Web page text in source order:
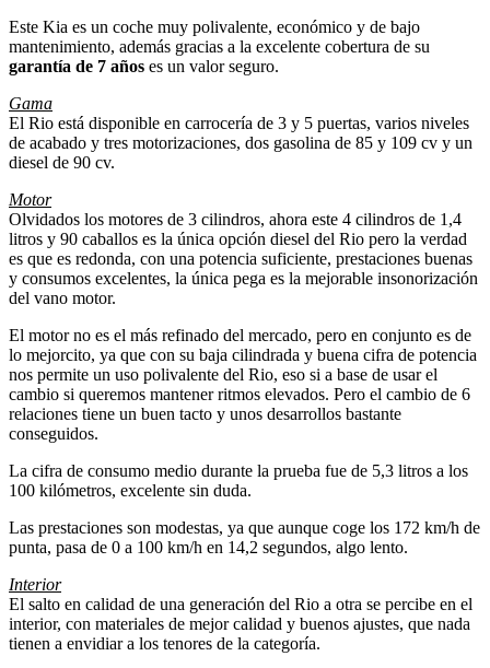
Este Kia es un coche muy polivalente, económico y de bajo
mantenimiento, además gracias a la excelente cobertura de su
garantía de 7 años es un valor seguro.
Gama
El Rio está disponible en carrocería de 3 y 5 puertas, varios niveles
de acabado y tres motorizaciones, dos gasolina de 85 y 109 cv y un
diesel de 90 cv.
Motor
Olvidados los motores de 3 cilindros, ahora este 4 cilindros de 1,4
litros y 90 caballos es la única opción diesel del Rio pero la verdad
es que es redonda, con una potencia suficiente, prestaciones buenas
y consumos excelentes, la única pega es la mejorable insonorización
del vano motor.
El motor no es el más refinado del mercado, pero en conjunto es de
lo mejorcito, ya que con su baja cilindrada y buena cifra de potencia
nos permite un uso polivalente del Rio, eso si a base de usar el
cambio si queremos mantener ritmos elevados. Pero el cambio de 6
relaciones tiene un buen tacto y unos desarrollos bastante
conseguidos.
La cifra de consumo medio durante la prueba fue de 5,3 litros a los
100 kilómetros, excelente sin duda.
Las prestaciones son modestas, ya que aunque coge los 172 km/h de
punta, pasa de 0 a 100 km/h en 14,2 segundos, algo lento.
Interior
El salto en calidad de una generación del Rio a otra se percibe en el
interior, con materiales de mejor calidad y buenos ajustes, que nada
tienen a envidiar a los tenores de la categoría.